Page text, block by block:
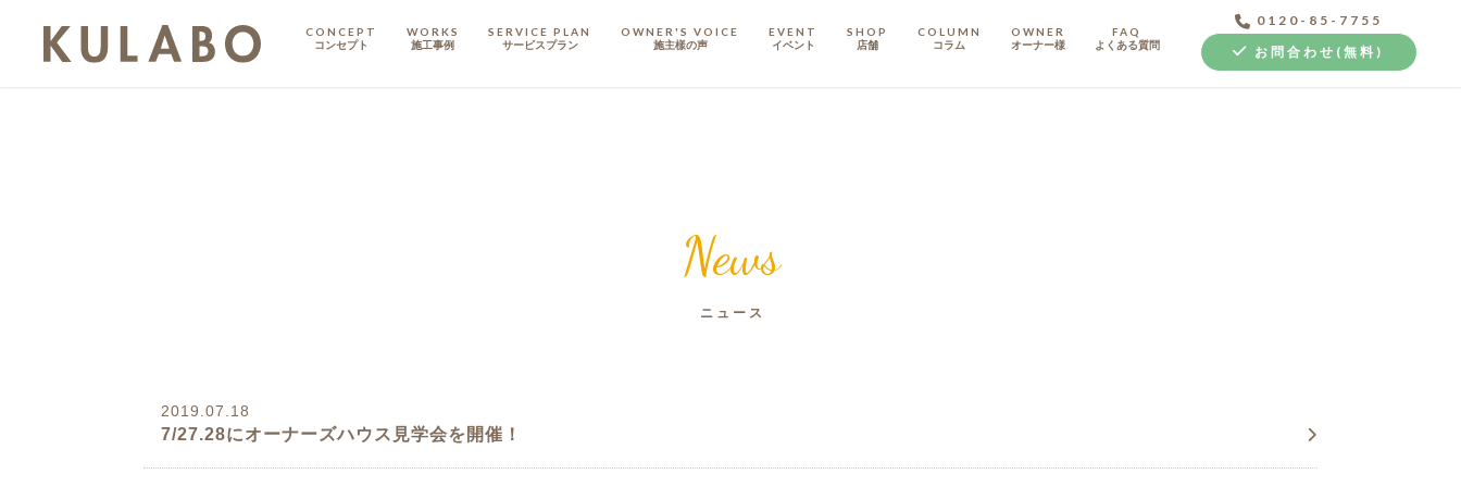
CONCEPT
コンセプト
WORKS
施工事例
SERVICE PLAN
サービスプラン
ハイグレードプラン 定額フルリノベーション 店舗リノベーション クラボ オリジナルキッチン
OWNER'S VOICE
施主樣の声
EVENT
イベント
SHOP
店舗
COLUMN
コラム
OWNER
オーナー様
FAQ
よくある質問
0120-85-7755
お問合わせ(無料)
News
ニュース
2019.07.18
7/27.28にオーナーズハウス見学会を開催！